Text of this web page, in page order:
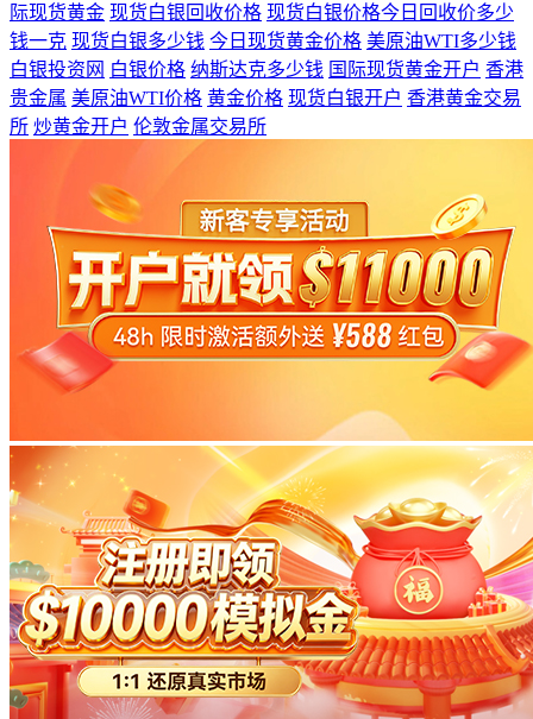
际现货黄金 现货白银回收价格 现货白银价格今日回收价多少
钱一克 现货白银多少钱 今日现货黄金价格 美原油WTI多少钱
白银投资网 白银价格 纳斯达克多少钱 国际现货黄金开户 香港
贵金属 美原油WTI价格 黄金价格 现货白银开户 香港黄金交易
所 炒黄金开户 伦敦金属交易所